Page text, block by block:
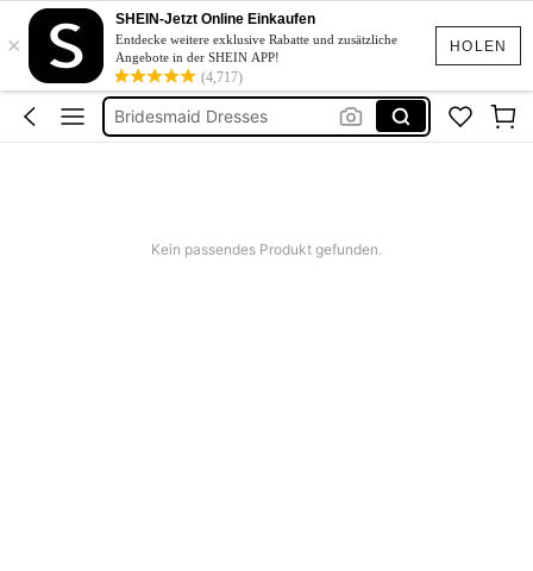
HOLEN
×
SHEIN-Jetzt Online Einkaufen
Entdecke weitere exklusive Rabatte und zusätzliche
Angebote in der SHEIN APP!
(4,717)
Linen
Schwimmanzug Sport
Bridesmaid Dresses
Burkini
Kein passendes Produkt gefunden.